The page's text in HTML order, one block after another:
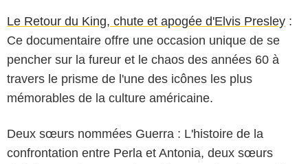
Le Retour du King, chute et apogée d'Elvis Presley :
Ce documentaire offre une occasion unique de se
pencher sur la fureur et le chaos des années 60 à
travers le prisme de l'une des icônes les plus
mémorables de la culture américaine.
Deux sœurs nommées Guerra : L'histoire de la
confrontation entre Perla et Antonia, deux sœurs